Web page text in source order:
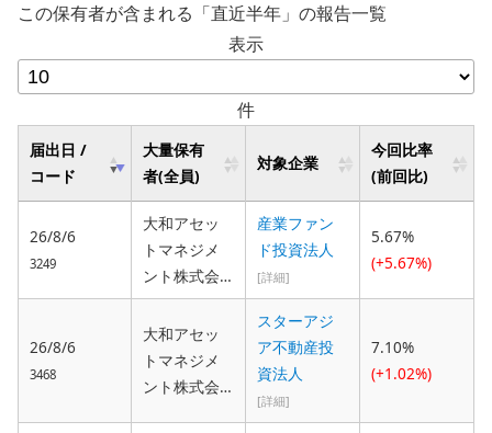
この保有者が含まれる「直近半年」の報告一覧
表示
件
届出日 /
コード
大量保有
者(全員)
対象企業
今回比率
(前回比)
26/8/6
3249
大和アセッ
トマネジメ
ント株式会
社
産業ファン
ド投資法人
[詳細]
5.67%
(+5.67%)
26/8/6
3468
大和アセッ
トマネジメ
ント株式会
スターアジ
ア不動産投
資法人
[詳細]
7.10%
(+1.02%)